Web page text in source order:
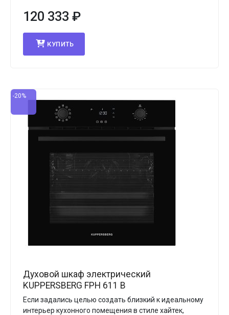
120 333 ₽
КУПИТЬ
-20%
Духовой шкаф электрический
KUPPERSBERG FPH 611 B
Если задались целью создать близкий к идеальному
интерьер кухонного помещения в стиле хайтек,